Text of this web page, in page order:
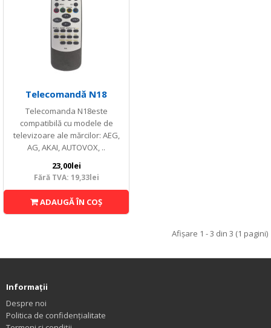
Telecomandă N18
Telecomanda N18este
compatibilă cu modele de
televizoare ale mărcilor: AEG,
AG, AKAI, AUTOVOX, ..
23,00lei
Fără TVA: 19,33lei
ADAUGĂ ÎN COŞ
Afişare 1 - 3 din 3 (1 pagini)
Informaţii
Despre noi
Politica de confidențialitate